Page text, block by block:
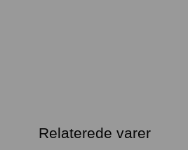
Relaterede varer